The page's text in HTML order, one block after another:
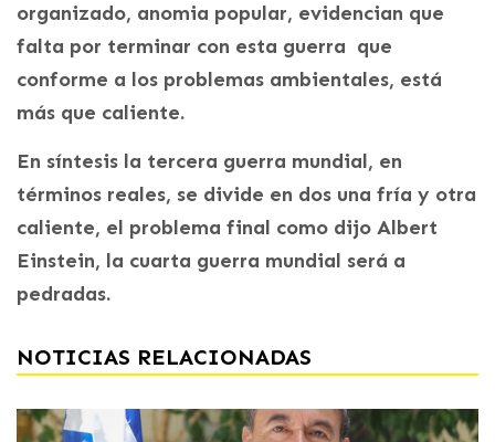
organizado, anomia popular, evidencian que
falta por terminar con esta guerra que
conforme a los problemas ambientales, está
más que caliente.
En síntesis la tercera guerra mundial, en
términos reales, se divide en dos una fría y otra
caliente, el problema final como dijo Albert
Einstein, la cuarta guerra mundial será a
pedradas.
NOTICIAS RELACIONADAS